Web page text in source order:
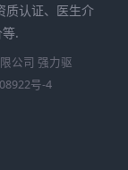
质认证、医生介
.
公司 强力驱
号-4